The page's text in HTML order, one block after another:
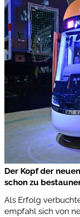
Der Kopf der
schon zu
Als Erfolg
empfahl sich von